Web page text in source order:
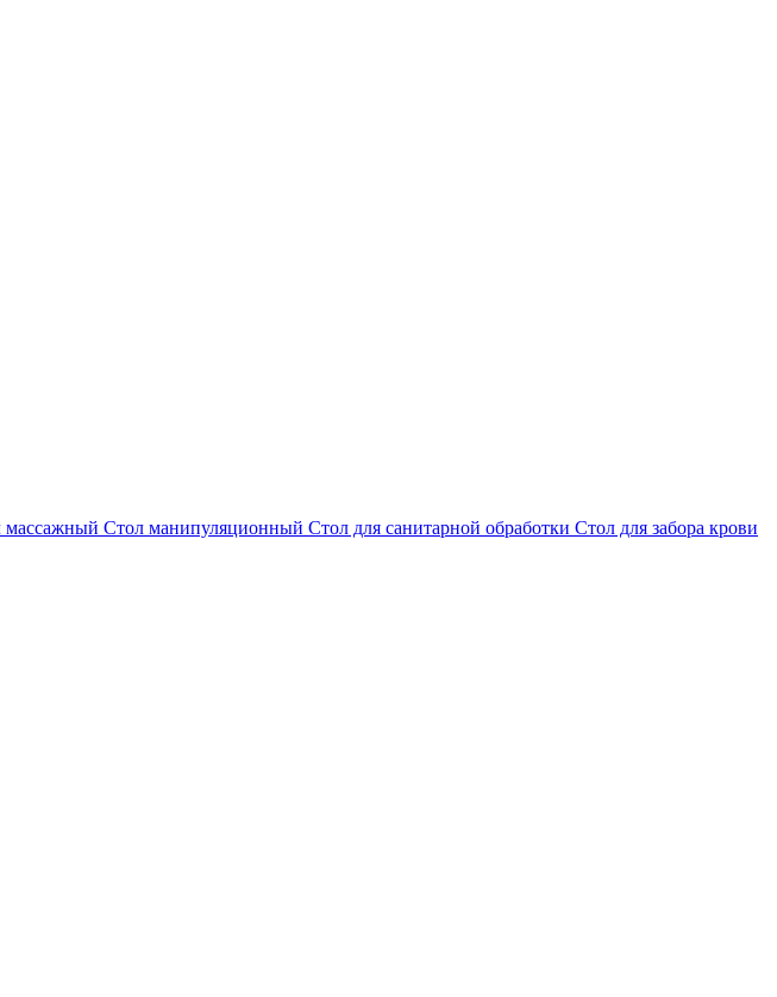
массажный Стол манипуляционный Стол для санитарной обработки Стол для забора крови